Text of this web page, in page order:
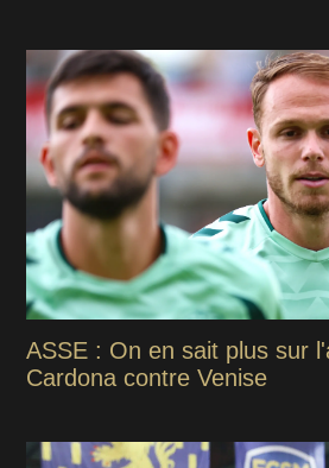
ASSE : On en sait plus sur
Cardona contre Venise